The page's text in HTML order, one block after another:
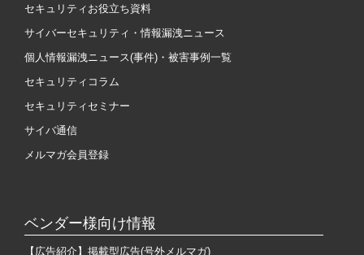
セキュリティお役立ち資料
サイバーセキュリティ・情報漏洩ニュース
個人情報漏洩ニュース(事件)・被害事例一覧
セキュリティコラム
セキュリティセミナー
サイバ通信
メルマガ会員登録
ベンダー様向け情報
【広告紹介】掲載型広告(号外メルマガ)